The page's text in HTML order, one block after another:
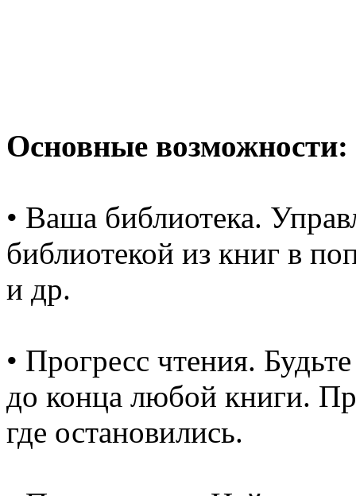
Основные возможности:
• Ваша библиотека.
библиотекой из книг в
и др.
• Прогресс чтения.
до конца любой книги.
где остановились.